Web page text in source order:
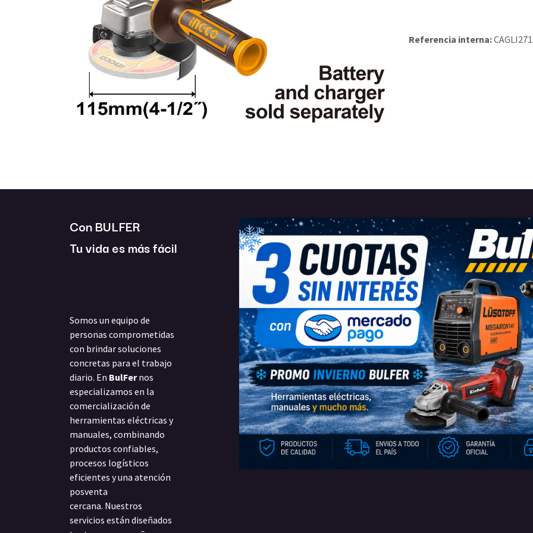
Referencia interna:
Con BULFER
Tu vida es más fácil
Somos un equipo de
personas comprometidas
con brindar soluciones
concretas para el trabajo
diario. En BulFernos
especializamos en la
comercialización de
herramientas eléctricas y
manuales, combinando
productos confiables,
procesos logísticos
eficientes y una atención
posventa
cercana. Nuestros
servicios están diseñados